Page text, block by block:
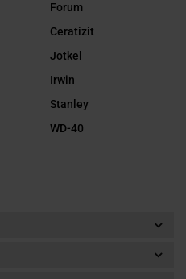
Forum
Ceratizit
Jotkel
Irwin
Stanley
WD-40